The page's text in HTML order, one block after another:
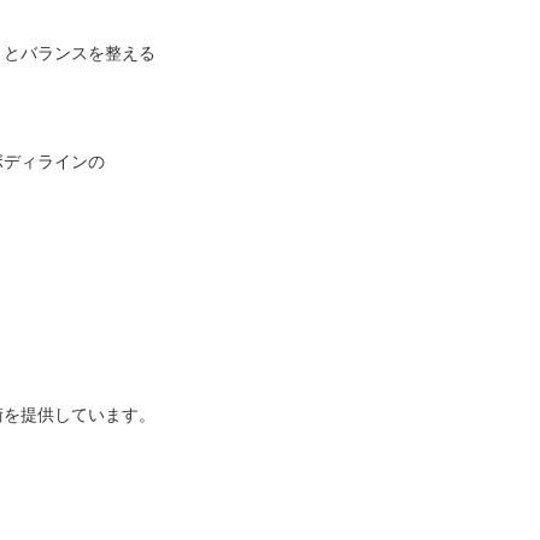
バランスを整える
ィラインの
提供しています。